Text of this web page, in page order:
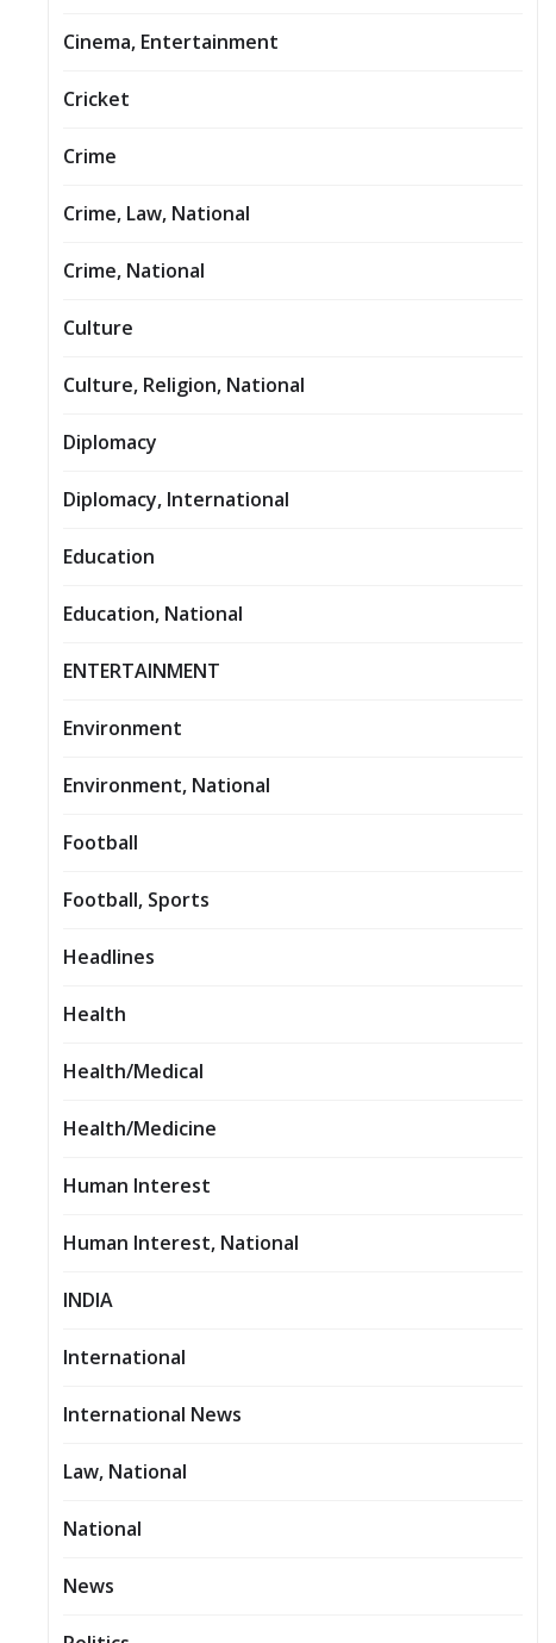
Cinema, Entertainment
Cricket
Crime
Crime, Law, National
Crime, National
Culture
Culture, Religion, National
Diplomacy
Diplomacy, International
Education
Education, National
ENTERTAINMENT
Environment
Environment, National
Football
Football, Sports
Headlines
Health
Health/Medical
Health/Medicine
Human Interest
Human Interest, National
INDIA
International
International News
Law, National
National
News